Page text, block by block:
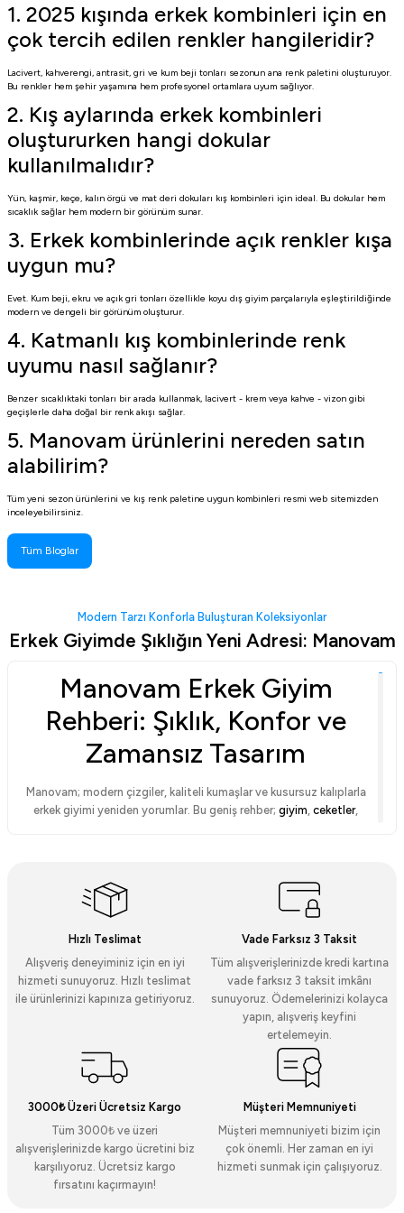
1. 2025 kışında erkek kombinleri için en
çok tercih edilen renkler hangileridir?
Lacivert, kahverengi, antrasit, gri ve kum beji tonları sezonun ana renk paletini oluşturuyor.
Bu renkler hem şehir yaşamına hem profesyonel ortamlara uyum sağlıyor.
2. Kış aylarında erkek kombinleri
oluştururken hangi dokular
kullanılmalıdır?
Yün, kaşmir, keçe, kalın örgü ve mat deri dokuları kış kombinleri için ideal. Bu dokular hem
sıcaklık sağlar hem modern bir görünüm sunar.
3. Erkek kombinlerinde açık renkler kışa
uygun mu?
Evet. Kum beji, ekru ve açık gri tonları özellikle koyu dış giyim parçalarıyla eşleştirildiğinde
modern ve dengeli bir görünüm oluşturur.
4. Katmanlı kış kombinlerinde renk
uyumu nasıl sağlanır?
Benzer sıcaklıktaki tonları bir arada kullanmak, lacivert - krem veya kahve - vizon gibi
geçişlerle daha doğal bir renk akışı sağlar.
5. Manovam ürünlerini nereden satın
alabilirim?
Tüm yeni sezon ürünlerini ve kış renk paletine uygun kombinleri resmi web sitemizden
inceleyebilirsiniz.
Tüm Bloglar
Modern Tarzı Konforla Buluşturan Koleksiyonlar
Erkek Giyimde Şıklığın Yeni Adresi: Manovam
Manovam Erkek Giyim
Rehberi: Şıklık, Konfor ve
Zamansız Tasarım
Manovam; modern çizgiler, kaliteli kumaşlar ve kusursuz kalıplarla
erkek giyimi yeniden yorumlar. Bu geniş rehber; giyim, ceketler,
önerileri ayrıntılı biçimde yer alır.
Manovam Koleksiyonuna Genel
Giyim kategorisi; gündelik kullanımdan iş yaşamına ve şehirli stile
kadar uzanan bütünlüklü bir seçki sunar. Temiz çizgiler, minimal
detaylar ve rahat kalıplar; nefes alabilen dokularla desteklenir.
Kategoriler arası geçişte renk uyumu, doku dengesi ve kombin
Ceketler: Şehirli Siluet ve Mevsim
Konforu
Ceketlerkoleksiyonunda amaç; net omuz hattı, dengeli kalıp ve
günlük kullanımda pratikliktir. Şehir içi tempoda hafiflik ve hareket
serbestliği sunan modeller; sezon geçişlerinde katmanlı giyime
Hızlı Teslimat
Alışveriş deneyiminiz için en iyi
hizmeti sunuyoruz. Hızlı teslimat
ile ürünlerinizi kapınıza getiriyoruz.
Vade Farksız 3 Taksit
Tüm alışverişlerinizde kredi kartına
vade farksız 3 taksit imkânı
sunuyoruz. Ödemelerinizi kolayca
yapın, alışveriş keyfini
ertelemeyin.
3000₺ Üzeri Ücretsiz Kargo
Tüm 3000₺ ve üzeri
alışverişlerinizde kargo ücretini biz
karşılıyoruz. Ücretsiz kargo
fırsatını kaçırmayın!
Müşteri Memnuniyeti
Müşteri memnuniyeti bizim için
çok önemli. Her zaman en iyi
hizmeti sunmak için çalışıyoruz.